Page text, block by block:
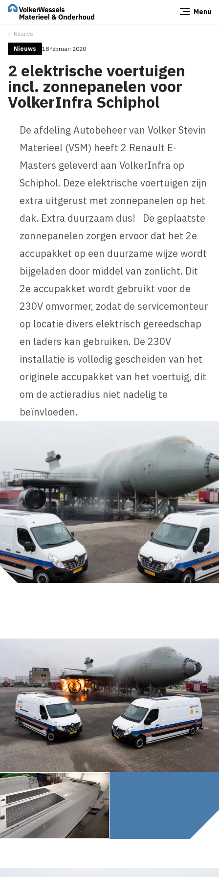
Menu
Nieuws
Nieuws 18 februari 2020
2 elektrische voertuigen
incl. zonnepanelen voor
VolkerInfra Schiphol
De afdeling Autobeheer van Volker Stevin
Materieel (VSM) heeft 2 Renault E-
Masters geleverd aan VolkerInfra op
Schiphol. Deze elektrische voertuigen zijn
extra uitgerust met zonnepanelen op het
dak. Extra duurzaam dus! De geplaatste
zonnepanelen zorgen ervoor dat het 2e
accupakket op een duurzame wijze wordt
bijgeladen door middel van zonlicht. Dit
2e accupakket wordt gebruikt voor de
230V omvormer, zodat de servicemonteur
op locatie divers elektrisch gereedschap
en laders kan gebruiken. De 230V
installatie is volledig gescheiden van het
originele accupakket van het voertuig, dit
om de actieradius niet nadelig te
beïnvloeden.
Sluiten